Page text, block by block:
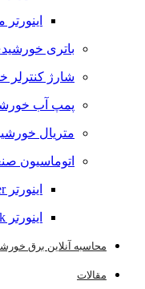
باتری
شارژ کنترلر
پمپ آب
متریال
اتوماسیون
اینورتر iMaster (آیمستر)
اینورتر Hitek (هایتک)
محاسبه آنلاین برق
مقالات